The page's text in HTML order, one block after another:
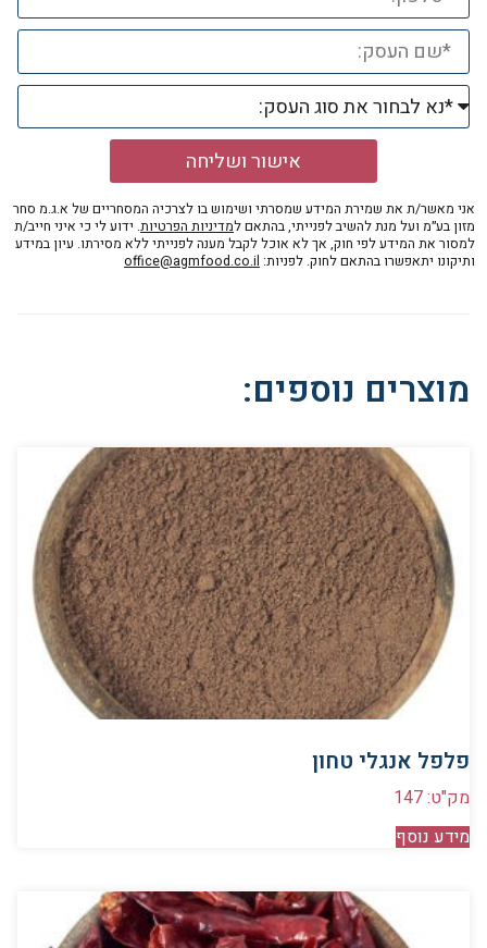
אישור ושליחה
אני מאשר/ת את שמירת המידע שמסרתי ושימוש בו לצרכיה המסחריים של א.ג.מ סחר
מזון בע״מ ועל מנת להשיב לפנייתי, בהתאם למדיניות הפרטיות. ידוע לי כי איני חייב/ת
למסור את המידע לפי חוק, אך לא אוכל לקבל מענה לפנייתי ללא מסירתו. עיון במידע
ותיקונו יתאפשרו בהתאם לחוק. לפניות: office@agmfood.co.il
מוצרים נוספים:
פלפל אנגלי טחון
מק"ט: 147
מידע נוסף